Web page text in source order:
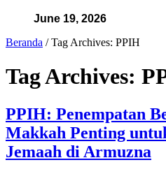
June 19, 2026
Beranda / Tag Archives: PPIH
Tag Archives:
PPIH: Penempatan
Makkah Penting
Jemaah di Armuzna